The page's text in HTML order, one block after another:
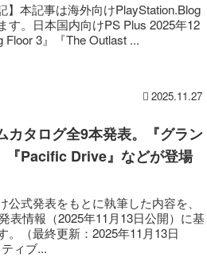
】本記事は海外向けPlayStation.Blog
す。日本国内向けPS Plus 2025年12
3』『The Outlast ...
2025.11.27
カタログ全9本発表。『グラン
『Pacific Drive』などが登場
式発表をもとに執筆した内容を、
表情報（2025年11月13日公開）に基
。（最終更新：2025年11月13日
ィブ...